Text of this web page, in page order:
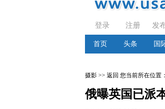
登录 注册 发
首页 头条 国
摄影 >> 返回 您当前所在位置：
俄曝英国已派